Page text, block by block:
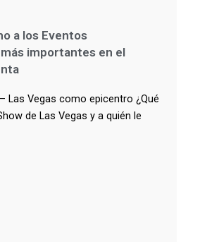
a los Eventos
importantes en el
Las Vegas como epicentro ¿Qué
de Las Vegas y a quién le